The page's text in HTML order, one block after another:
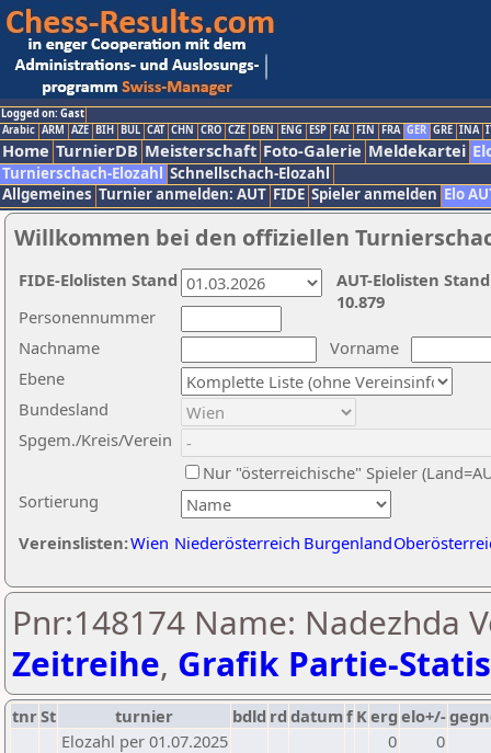
Logged on: Gast
Arabic ARM AZE BIH BUL CAT CHN CRO CZE DEN ENG ESP FAI FIN FRA GER GRE INA
Home TurnierDB Meisterschaft Foto-Galerie Meldekartei
Turnierschach-Elozahl Schnellschach-Elozahl
Allgemeines Turnier anmelden: AUT FIDE Spieler anmelden Elo
Willkommen bei den offiziellen
Nachname
Vorname
Ebene
Sortierung
Personennummer
Bundesland
Spgem./Kreis/Verein
Nur "österreichische" Spieler
Vereinslisten:Wien Niederösterreich Burgenland
AUT-Elolisten
10.879
FIDE-Elolisten Stand
Pnr:148174 Name: Nadezhda
Zeitreihe, Grafik Partie-
tnrSt turnier bdld rd datumf Kerg elo+/-
Elozahl per 01.07.2025
0
0